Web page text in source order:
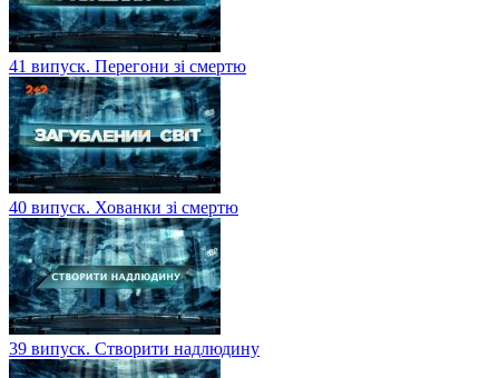
41 випуск. Перегони зі смертю
40 випуск. Хованки зі смертю
39 випуск. Створити надлюдину